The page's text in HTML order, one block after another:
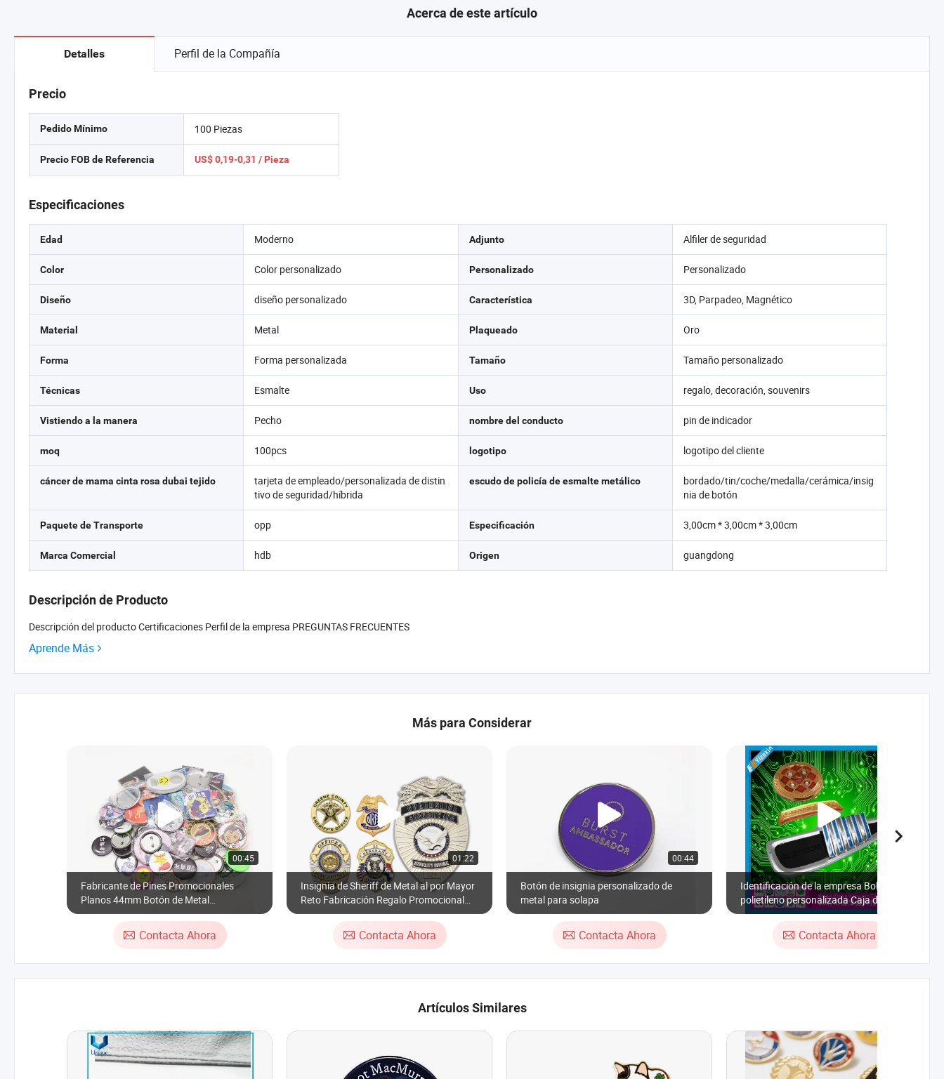
Acerca de este artículo
Detalles Perfil de la Compañía
Precio
Pedido Mínimo
Precio FOB de Referencia
100 Piezas
US$ 0,19-0,31 / Pieza
Especificaciones
Edad Moderno Adjunto Alfiler de seguridad
Color Color personalizado Personalizado Personalizado
Diseño diseño personalizado Característica 3D, Parpadeo, Magnético
Material Metal Plaqueado Oro
Forma Forma personalizada Tamaño Tamaño personalizado
Técnicas Esmalte Uso regalo, decoración, souvenirs
Vistiendo a la manera Pecho nombre del conducto pin de indicador
moq 100pcs logotipo logotipo del cliente
cáncer de mama cinta rosa dubai tejido
tarjeta de empleado/personalizada de distin
tivo de seguridad/híbrida
escudo de policía de esmalte metálico
bordado/tin/coche/medalla/cerámica/insig
nia de botón
Paquete de Transporte opp Especificación 3,00cm * 3,00cm * 3,00cm
Marca Comercial hdb Origen guangdong
Descripción de Producto
Descripción del producto Certificaciones Perfil de la empresa PREGUNTAS FRECUENTES
Aprende Más
Más para Considerar
00:45
Fabricante de Pines Promocionales
Planos 44mm Botón de Metal
Personalizado para Sublimación
Reflectante Asortido para Exterior
Contacta Ahora
01:22
Insignia de Sheriff de Metal al por Mayor
Reto Fabricación Regalo Promocional
Conmemorativo 3D Logo Esmalte
Guardia Oficial Oro Insignia
PersonalizadaContacta Ahora
00:44
Botón de insignia personalizado de
metal para solapa
Contacta Ahora
Identificación de la empresa Bolsa de
polietileno personalizada Caja de cartón
personalizada Insignia Placa de nombre
de aluminio
Contacta Ahora
Artículos Similares